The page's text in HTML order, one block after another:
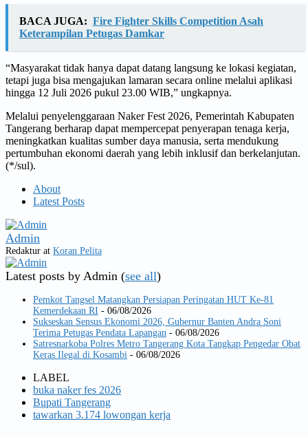
BACA JUGA: Fire Fighter Skills Competition Asah
Keterampilan Petugas Damkar
“Masyarakat tidak hanya dapat datang langsung ke lokasi kegiatan,
tetapi juga bisa mengajukan lamaran secara online melalui aplikasi
hingga 12 Juli 2026 pukul 23.00 WIB,” ungkapnya.
Melalui penyelenggaraan Naker Fest 2026, Pemerintah Kabupaten
Tangerang berharap dapat mempercepat penyerapan tenaga kerja,
meningkatkan kualitas sumber daya manusia, serta mendukung
pertumbuhan ekonomi daerah yang lebih inklusif dan berkelanjutan.
(*/sul).
About
Latest Posts
Admin
Redaktur at Koran Pelita
Latest posts by Admin (see all)
Pemkot Tangsel Matangkan Persiapan Peringatan HUT Ke-81
Kemerdekaan RI - 06/08/2026
Sukseskan Sensus Ekonomi 2026, Gubernur Banten Andra Soni
Terima Petugas Pendata Lapangan - 06/08/2026
Satresnarkoba Polres Metro Tangerang Kota Tangkap Pengedar Obat
Keras Ilegal di Kosambi - 06/08/2026
LABEL
buka naker fes 2026
Bupati Tangerang
tawarkan 3.174 lowongan kerja